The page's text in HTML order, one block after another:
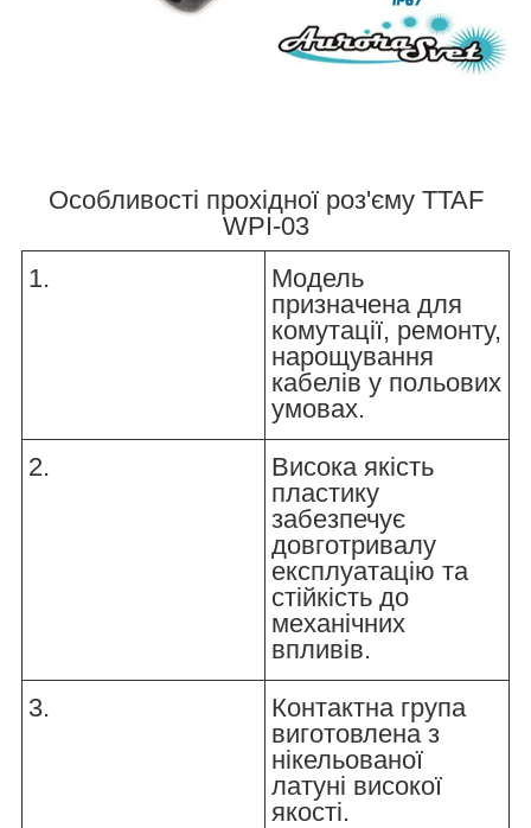
Особливості прохідної роз'єму TTAF
WPI-03
1.
Модель
призначена для
комутації, ремонту,
нарощування
кабелів у польових
умовах.
2.
Висока якість
пластику
забезпечує
довготривалу
експлуатацію та
стійкість до
механічних
впливів.
3.
Контактна група
виготовлена з
нікельованої
латуні високої
якості.